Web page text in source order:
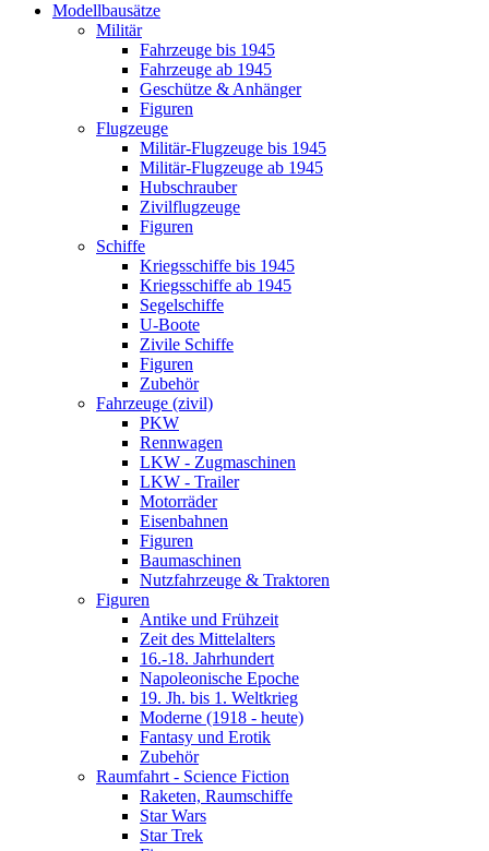
Modellbausätze
Militär
Fahrzeuge bis 1945
Fahrzeuge ab 1945
Geschütze & Anhänger
Figuren
Flugzeuge
Militär-Flugzeuge bis 1945
Militär-Flugzeuge ab 1945
Hubschrauber
Zivilflugzeuge
Figuren
Schiffe
Kriegsschiffe bis 1945
Kriegsschiffe ab 1945
Segelschiffe
U-Boote
Zivile Schiffe
Figuren
Zubehör
Fahrzeuge (zivil)
PKW
Rennwagen
LKW - Zugmaschinen
LKW - Trailer
Motorräder
Eisenbahnen
Figuren
Baumaschinen
Nutzfahrzeuge & Traktoren
Figuren
Antike und Frühzeit
Zeit des Mittelalters
16.-18. Jahrhundert
Napoleonische Epoche
19. Jh. bis 1. Weltkrieg
Moderne (1918 - heute)
Fantasy und Erotik
Zubehör
Raumfahrt - Science Fiction
Raketen, Raumschiffe
Star Wars
Star Trek